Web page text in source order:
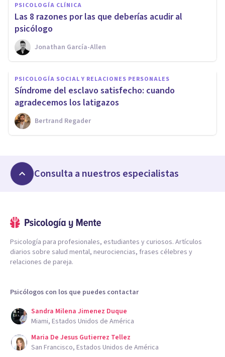
PSICOLOGÍA CLÍNICA
Las 8 razones por las que deberías acudir al
psicólogo
Jonathan García-Allen
PSICOLOGÍA SOCIAL Y RELACIONES PERSONALES
Síndrome del esclavo satisfecho: cuando
agradecemos los latigazos
Bertrand Regader
Consulta a nuestros especialistas
Psicología para profesionales, estudiantes y curiosos. Artículos
diarios sobre salud mental, neurociencias, frases célebres y
relaciones de pareja.
Psicólogos con los que puedes contactar
Sandra Milena Jimenez Duque
Miami, Estados Unidos de América
Maria De Jesus Gutierrez Tellez
San Francisco, Estados Unidos de América